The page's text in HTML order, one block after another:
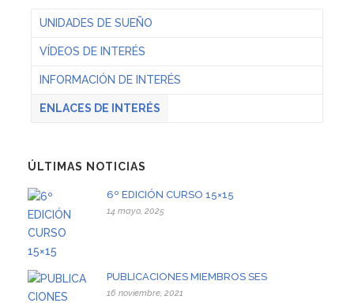
UNIDADES DE SUEÑO
VÍDEOS DE INTERÉS
INFORMACIÓN DE INTERÉS
ENLACES DE INTERÉS
ÚLTIMAS NOTICIAS
6º EDICIÓN CURSO 15×15
14 mayo, 2025
PUBLICACIONES MIEMBROS SES
16 noviembre, 2021